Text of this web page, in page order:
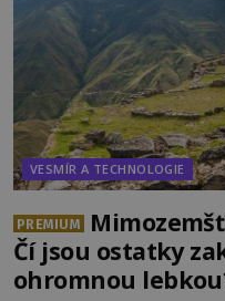
VESMÍR A TECHNOLOGIE
PREMIUM
Čí jsou ostatky
ohromnou